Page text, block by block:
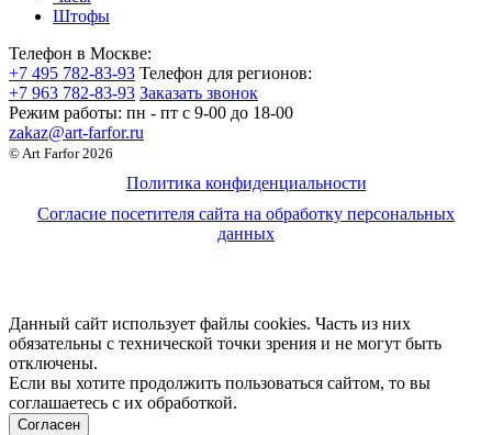
Штофы
Телефон в Москве:
+7 495 782-83-93 Телефон для регионов:
+7 963 782-83-93 Заказать звонок
Режим работы: пн - пт c 9-00 до 18-00
zakaz@art-farfor.ru
© Art Farfor 2026
Политика конфиденциальности
Согласие посетителя сайта на обработку персональных
данных
Данный сайт использует файлы cookies. Часть из них
обязательны с технической точки зрения и не могут быть
отключены.
Если вы хотите продолжить пользоваться сайтом, то вы
соглашаетесь с их обработкой.